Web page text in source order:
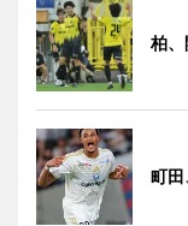
柏
町